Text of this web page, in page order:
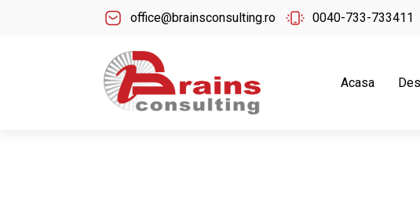
office@brainsconsulting.ro 0040-733-733411
Acasa